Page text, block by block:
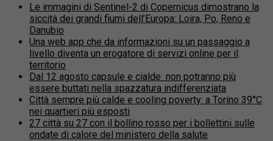
Le immagini di Sentinel-2 di Copernicus dimostrano la
siccità dei grandi fiumi dell’Europa: Loira, Po, Reno e
Danubio
Una web app che da informazioni su un passaggio a
livello diventa un erogatore di servizi online per il
territorio
Dal 12 agosto capsule e cialde non potranno più
essere buttati nella spazzatura indifferenziata
Città sempre più calde e cooling poverty: a Torino 39°C
nei quartieri più esposti
27 città su 27 con il bollino rosso per i bollettini sulle
ondate di calore del ministero della salute